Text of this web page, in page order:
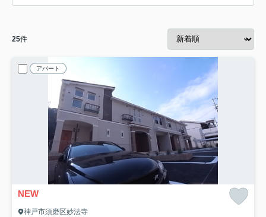
25件
アパート
NEW
神戸市須磨区妙法寺